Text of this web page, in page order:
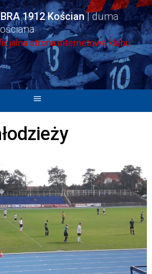
1912 Kościan
strona internetowa klubu